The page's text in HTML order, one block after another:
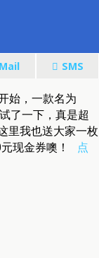
Mail SMS
始，一款名为
了一下，真是超
里我也送大家一枚
现金券噢！ 点